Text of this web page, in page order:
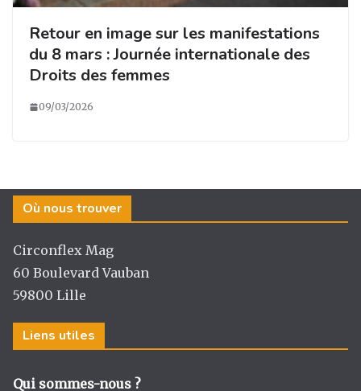
Retour en image sur les manifestations
du 8 mars : Journée internationale des
Droits des femmes
09/03/2026
Où nous trouver
Circonflex Mag
60 Boulevard Vauban
59800 Lille
Liens utiles
Qui sommes-nous ?